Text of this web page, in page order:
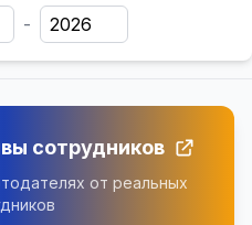
-
сотрудников
от реальных